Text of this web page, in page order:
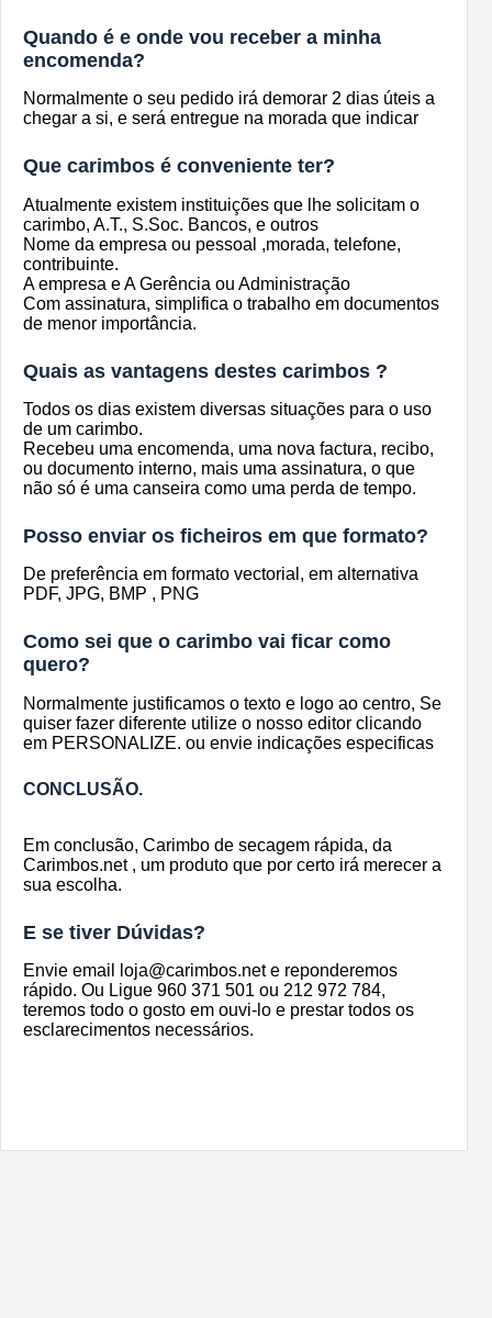
Quando é e onde vou receber a minha
encomenda?
Normalmente o seu pedido irá demorar 2 dias úteis a
chegar a si, e será entregue na morada que indicar
Que carimbos é conveniente ter?
Atualmente existem instituições que lhe solicitam o
carimbo, A.T., S.Soc. Bancos, e outros
Nome da empresa ou pessoal ,morada, telefone,
contribuinte.
A empresa e A Gerência ou Administração
Com assinatura, simplifica o trabalho em documentos
de menor importância.
Quais as vantagens destes carimbos ?
Todos os dias existem diversas situações para o uso
de um carimbo.
Recebeu uma encomenda, uma nova factura, recibo,
ou documento interno, mais uma assinatura, o que
não só é uma canseira como uma perda de tempo.
Posso enviar os ficheiros em que formato?
De preferência em formato vectorial, em alternativa
PDF, JPG, BMP , PNG
Como sei que o carimbo vai ficar como
quero?
Normalmente justificamos o texto e logo ao centro, Se
quiser fazer diferente utilize o nosso editor clicando
em PERSONALIZE. ou envie indicações especificas
CONCLUSÃO.
Em conclusão, Carimbo de secagem rápida, da
Carimbos.net , um produto que por certo irá merecer a
sua escolha.
E se tiver Dúvidas?
Envie email loja@carimbos.net e reponderemos
rápido. Ou Ligue 960 371 501 ou 212 972 784,
teremos todo o gosto em ouvi-lo e prestar todos os
esclarecimentos necessários.